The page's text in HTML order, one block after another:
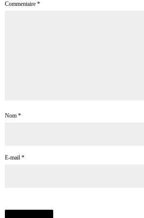
Commentaire *
Nom *
E-mail *